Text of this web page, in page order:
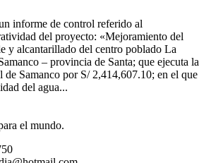
informe de control referido al
del proyecto: «Mejoramiento del
y alcantarillado del centro poblado La
– provincia de Santa; que ejecuta la
Samanco por S/ 2,414,607.10; en el que
del agua...
el mundo.